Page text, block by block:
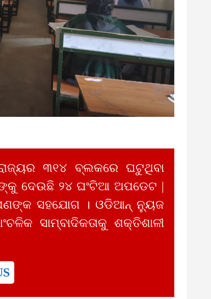
୩୧୪ ବ୍ଲକରେ ଘଟୁଥିବା
ଦେଉଛି ୨୪ ଘଂଟିଆ ଅପଡେଟ |
ସହଯୋଗ । ଓଡିଆନ୍ ନ୍ୟୁଜ
ସାମ୍ବାଦିକତାକୁ ଶକ୍ତିଶାଳୀ